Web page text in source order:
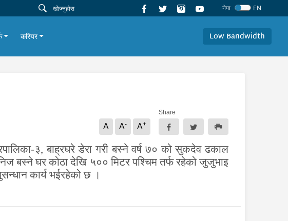
नेपा EN
करियर Low Bandwidth
A A- A+
Share
पालिका-३, बाह्रघरे डेरा गरी बस्ने वर्ष ७० को सुकदेव ढकाल
‍बस्ने घर कोठा देखि ५०० मिटर पश्चिम तर्फ रहेको जुजुभाइ
कार्य भईरहेकोछ ।